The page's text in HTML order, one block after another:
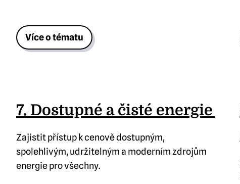
Více o tématu
7. Dostupné a čisté energie
Zajistit přístup k cenově dostupným,
spolehlivým, udržitelným a moderním zdrojům
energie pro všechny.